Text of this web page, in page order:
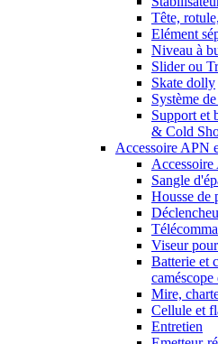
Tête,
Elément
Niveau à
Slider ou
Skate dolly
Système
Support et
& Cold
Accessoire APN
Accessoire
Sangle
Housse de
Viseur
Batterie et
Mire,
Cellule et
Entretien